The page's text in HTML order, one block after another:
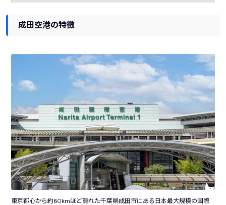
成田空港の特徴
東京都心から約60kmほど離れた千葉県成田市にある日本最大規模の国際